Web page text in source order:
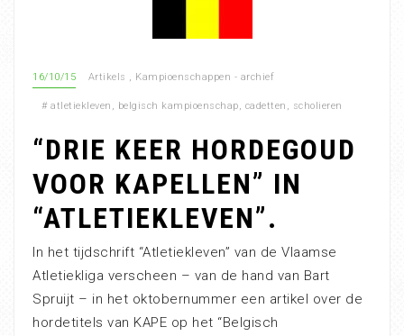
16/10/15 Artikels , Kampioenschappen - archief
# atletiekleven , belgisch kampioenschap, cadetten , scholieren
“DRIE KEER HORDEGOUD
VOOR KAPELLEN” IN
“ATLETIEKLEVEN”.
In het tijdschrift “Atletiekleven” van de Vlaamse
Atletiekliga verscheen – van de hand van Bart
Spruijt – in het oktobernummer een artikel over de
hordetitels van KAPE op het “Belgisch